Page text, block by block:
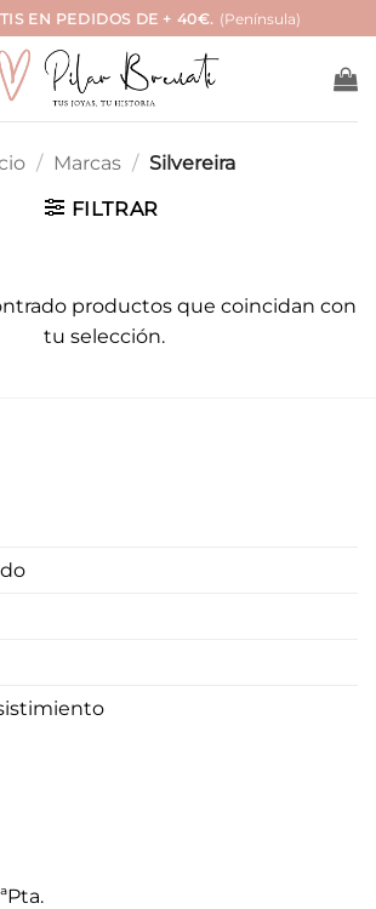
EN PEDIDOS DE + 40€. (Península)
/ Marcas / Silvereira
FILTRAR
productos que coincidan con
tu selección.